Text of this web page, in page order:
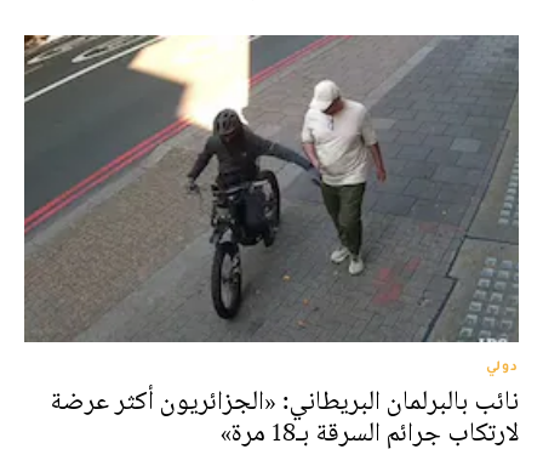
دولي
نائب بالبرلمان البريطاني: «الجزائريون أكثر عرضة
لارتكاب جرائم السرقة بـ18 مرة»